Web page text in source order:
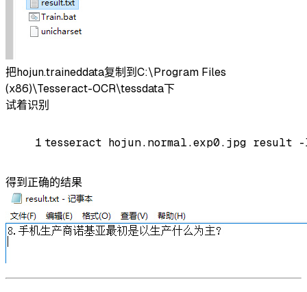
把hojun.traineddata复制到C:\Program Files
(x86)\Tesseract-OCR\tessdata下
试着识别
1 tesseract hojun.normal.exp0.jpg result
得到正确的结果